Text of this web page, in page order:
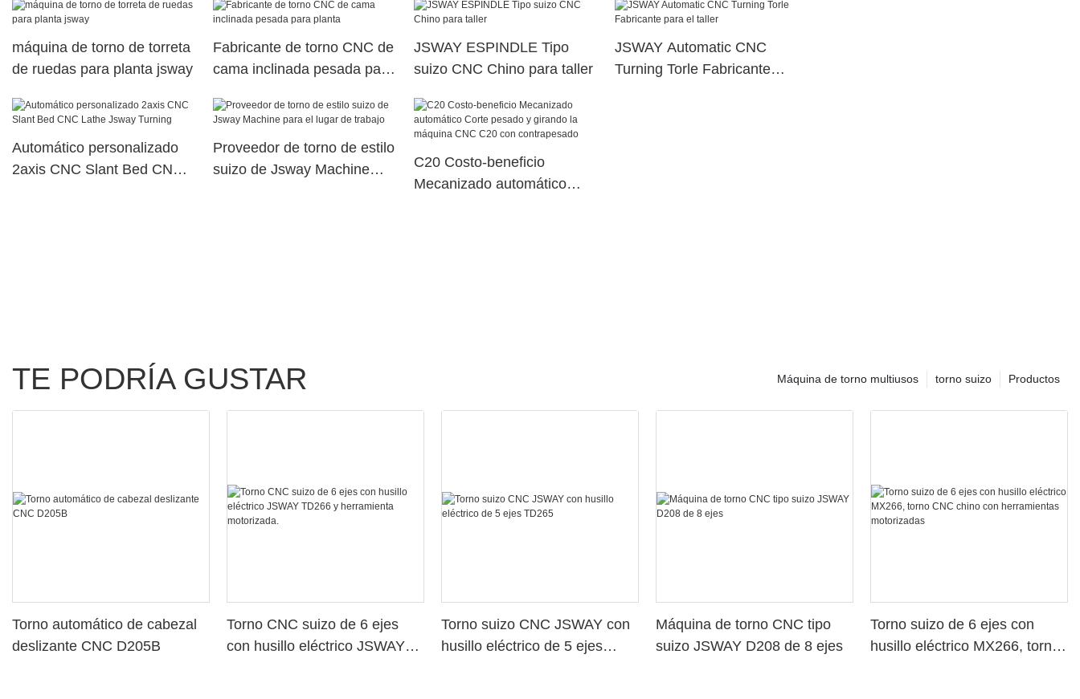
torreta de potencia superior
máquina de torno de torreta
de ruedas para planta jsway
Fabricante de torno CNC de
cama inclinada pesada para
JSWAY ESPINDLE Tipo
suizo CNC Chino para taller
JSWAY Automatic CNC
Turning Torle Fabricante
Automático personalizado
2axis CNC Slant Bed CNC
Proveedor de torno de estilo
suizo de Jsway Machine
C20 Costo-beneficio
Mecanizado automático
TE PODRÍA GUSTAR Productos
torno suizo
Máquina de torno multiusos
Torno automático de cabezal
deslizante CNC D205B
Torno CNC suizo de 6 ejes
con husillo eléctrico JSWAY
Torno suizo CNC JSWAY con
husillo eléctrico de 5 ejes
Máquina de torno CNC tipo
suizo JSWAY D208 de 8 ejes
Torno suizo de 6 ejes con
husillo eléctrico MX266, torno